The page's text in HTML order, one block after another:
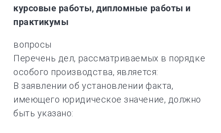
курсовые работы, дипломные работы и
практикумы
вопросы
Перечень дел, рассматриваемых в порядке
особого производства, является:
В заявлении об установлении факта,
имеющего юридическое значение, должно
быть указано: